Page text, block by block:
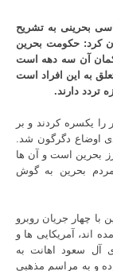
بحرینی به تشریح
کرد: حکومت بحرین
آن سه دهه است
به این افراد است
را یکسره کردند و بر
اوضاع دگرگون شد.
بحرین است و آن ها
بحرین به گوش
با چهار جریان روبرو
اند، آمریکایی ها و
آل سعود اهانت به
را تخریب کرده و به مراسم مذهبی